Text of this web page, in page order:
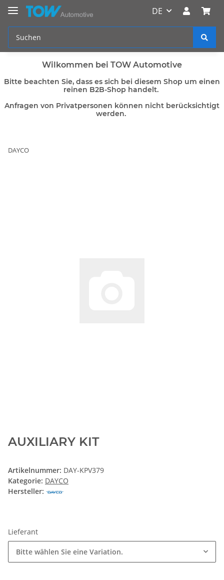
DE
Wilkommen bei TOW Automotive
Bitte beachten Sie, dass es sich bei diesem Shop um einen
reinen B2B-Shop handelt.
Anfragen von Privatpersonen können nicht berücksichtigt
werden.
DAYCO
AUXILIARY KIT
Artikelnummer: DAY-KPV379
Kategorie: DAYCO
Hersteller:
Lieferant
Bitte wählen Sie eine Variation.